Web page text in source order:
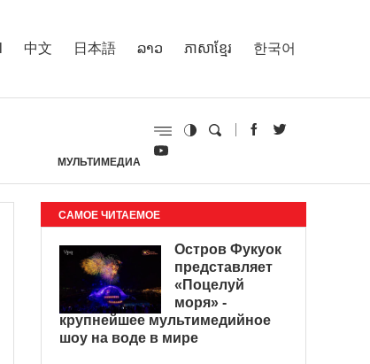
中文 日本語 ລາວ ភាសាខ្មែរ 한국어
МУЛЬТИМЕДИА
САМОЕ ЧИТАЕМОЕ
Остров Фукуок
представляет
«Поцелуй
моря» -
крупнейшее мультимедийное
шоу на воде в мире